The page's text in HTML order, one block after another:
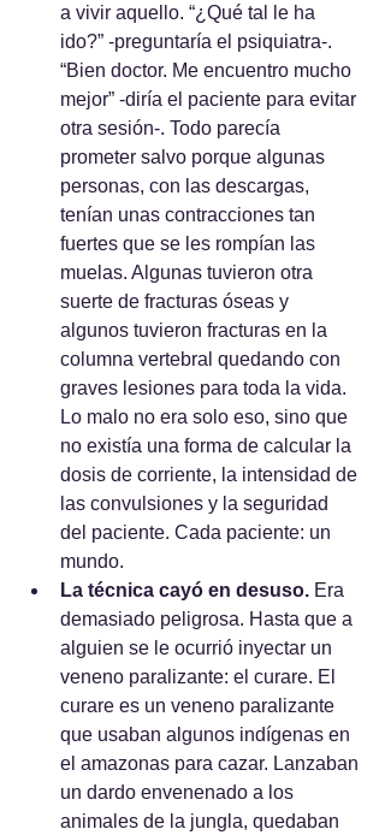
a vivir aquello. “¿Qué tal le ha
ido?” -preguntaría el psiquiatra-.
“Bien doctor. Me encuentro mucho
mejor” -diría el paciente para evitar
otra sesión-. Todo parecía
prometer salvo porque algunas
personas, con las descargas,
tenían unas contracciones tan
fuertes que se les rompían las
muelas. Algunas tuvieron otra
suerte de fracturas óseas y
algunos tuvieron fracturas en la
columna vertebral quedando con
graves lesiones para toda la vida.
Lo malo no era solo eso, sino que
no existía una forma de calcular la
dosis de corriente, la intensidad de
las convulsiones y la seguridad
del paciente. Cada paciente: un
mundo.
La técnica cayó en desuso. Era
demasiado peligrosa. Hasta que a
alguien se le ocurrió inyectar un
veneno paralizante: el curare. El
curare es un veneno paralizante
que usaban algunos indígenas en
el amazonas para cazar. Lanzaban
un dardo envenenado a los
animales de la jungla, quedaban